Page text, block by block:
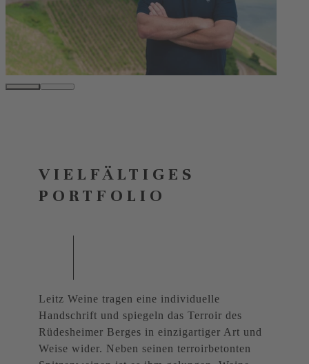
VIELFÄLTIGES
PORTFOLIO
Leitz Weine tragen eine individuelle
Handschrift und spiegeln das Terroir des
Rüdesheimer Berges in einzigartiger Art und
Weise wider. Neben seinen terroirbetonten